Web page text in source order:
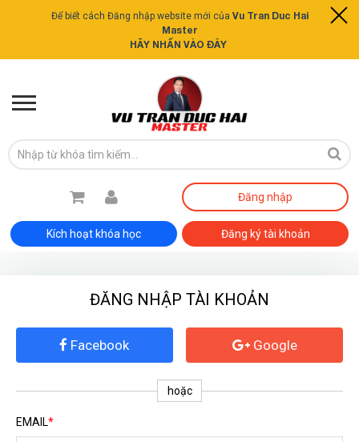
Để biết cách Đăng nhập website mới của Vu Tran Duc Hai
Master
HÃY NHẤN VÀO ĐÂY
Kích hoạt khóa học
Đăng nhập
Đăng ký tài khoản
ĐĂNG NHẬP TÀI KHOẢN
Facebook Google
hoặc
EMAIL*
ĐĂNG KÝ TƯ VẤN MIỄN PHÍ